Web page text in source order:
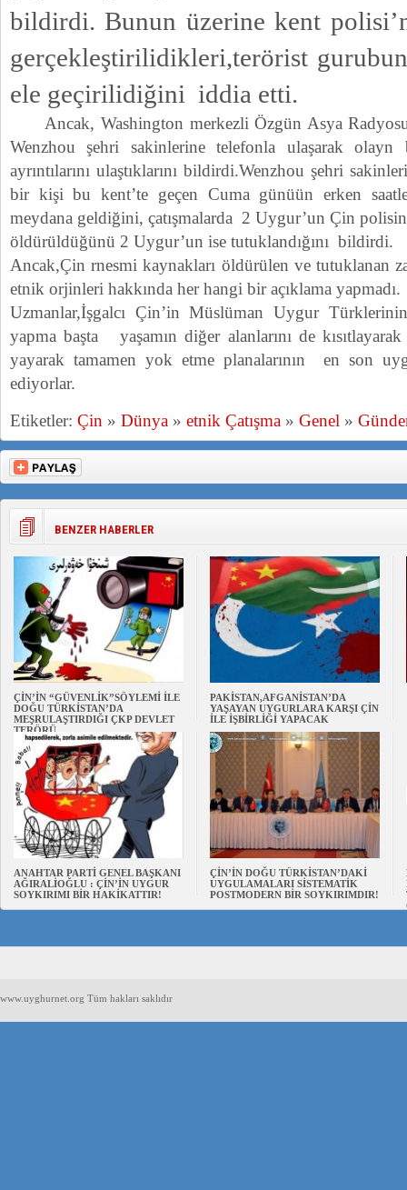
bildirdi. Bunun üzerine kent
gerçekleştirilidikleri,terörist
ele geçirilidiğini iddia etti.
Ancak, Washington merkezli Özgün Asya
Wenzhou şehri sakinlerine telefonla ulaşarak
ayrıntılarını ulaştıklarını bildirdi.Wenzhou şehri
bir kişi bu kent’te geçen Cuma günüün erken
meydana geldiğini, çatışmalarda 2 Uygur’un Çin
öldürüldüğünü 2 Uygur’un ise tutuklandığını bildirdi.
Ancak,Çin rnesmi kaynakları öldürülen ve tutuklanan
etnik orjinleri hakkında her hangi bir açıklama yapmadı.
Uzmanlar,İşgalcı Çin’in Müslüman Uygur
yapma başta yaşamın diğer alanlarını de kısıtlayarak
yayarak tamamen yok etme planalarının en son
ediyorlar.
Etiketler: Çin » Dünya » etnik Çatışma » Genel »
BENZER HABERLER
ÇİN’İN “GÜVENLİK”SÖYLEMİ İLE
DOĞU TÜRKİSTAN’DA
MEŞRULAŞTIRDIĞI ÇKP DEVLET
TERÖRÜ
PAKİSTAN,AFGANİSTAN’DA
YAŞAYAN UYGURLARA KARŞI ÇİN
İLE İŞBİRLİĞİ YAPACAK
ANAHTAR PARTİ GENEL BAŞKANI
AĞIRALİOĞLU : ÇİN’İN UYGUR
SOYKIRIMI BİR HAKİKATTIR!
ÇİN’İN DOĞU TÜRKİSTAN’DAKİ
UYGULAMALARI SİSTEMATİK
POSTMODERN BİR SOYKIRIMDIR!
www.uyghurnet.org Tüm hakları saklıdır